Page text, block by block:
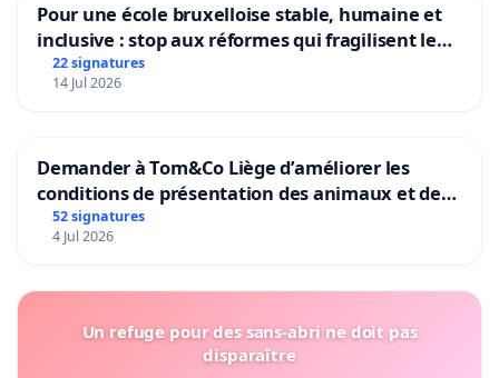
Pour une école bruxelloise stable, humaine et
inclusive : stop aux réformes qui fragilisent le
primaire
22 signatures
14 Jul 2026
Demander à Tom&Co Liège d’améliorer les
conditions de présentation des animaux et de
mettre fin à la vente d’animaux en magasin
52 signatures
4 Jul 2026
Un refuge pour des sans-abri ne doit pas
disparaître